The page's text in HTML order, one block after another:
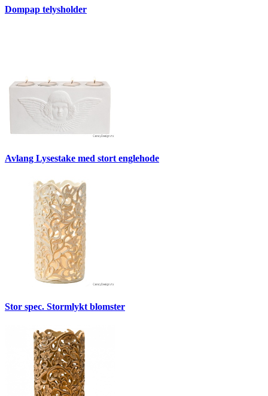
Dompap telysholder
Avlang Lysestake med stort englehode
Stor spec. Stormlykt blomster